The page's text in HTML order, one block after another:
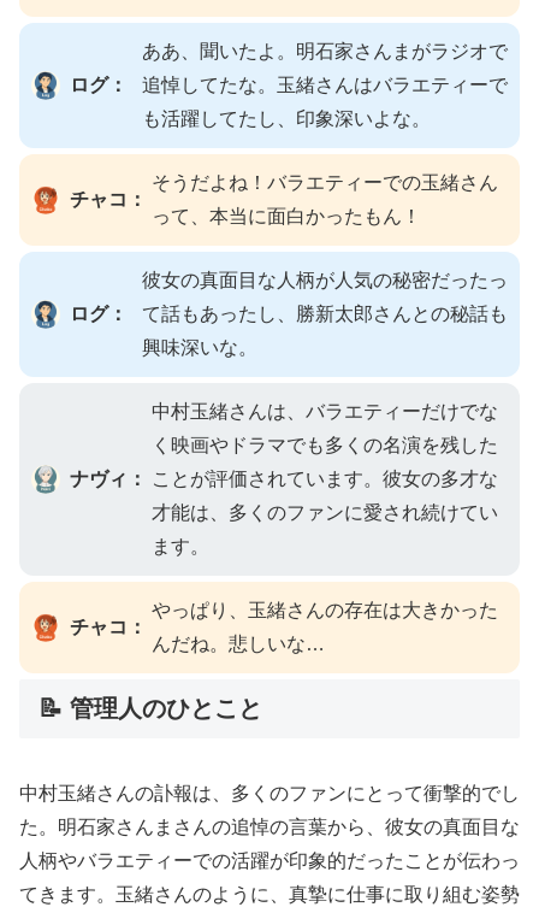
ログ：
ああ、聞いたよ。明石家さんまがラジオで
追悼してたな。玉緒さんはバラエティーで
も活躍してたし、印象深いよな。
チャコ：
そうだよね！バラエティーでの玉緒さん
って、本当に面白かったもん！
ログ：
彼女の真面目な人柄が人気の秘密だったっ
て話もあったし、勝新太郎さんとの秘話も
興味深いな。
ナヴィ：
中村玉緒さんは、バラエティーだけでな
く映画やドラマでも多くの名演を残した
ことが評価されています。彼女の多才な
才能は、多くのファンに愛され続けてい
ます。
チャコ：
やっぱり、玉緒さんの存在は大きかった
んだね。悲しいな…
📝 管理人のひとこと
中村玉緒さんの訃報は、多くのファンにとって衝撃的でし
た。明石家さんまさんの追悼の言葉から、彼女の真面目な
人柄やバラエティーでの活躍が印象的だったことが伝わっ
てきます。玉緒さんのように、真摯に仕事に取り組む姿勢